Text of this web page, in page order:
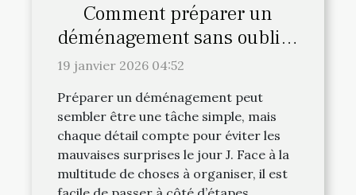
Comment préparer un
déménagement sans oublier
les détails cruciaux ?
19 janvier 2026 04:52
Préparer un déménagement peut
sembler être une tâche simple, mais
chaque détail compte pour éviter les
mauvaises surprises le jour J. Face à la
multitude de choses à organiser, il est